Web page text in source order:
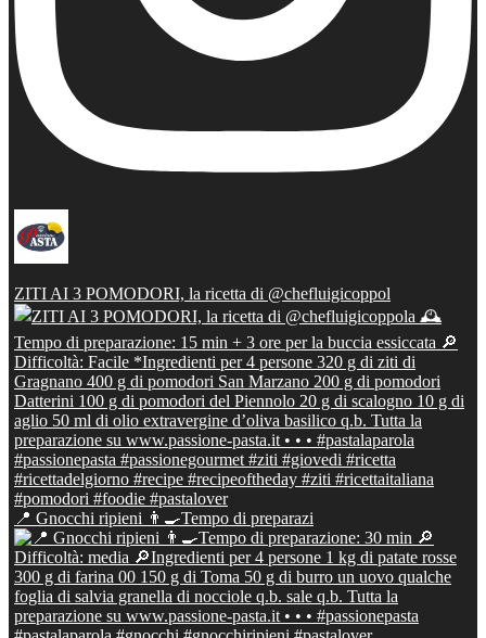
ZITI AI 3 POMODORI, la ricetta di @chefluigicoppol
📍 Gnocchi ripieni 👨‍🍳Tempo di preparazi